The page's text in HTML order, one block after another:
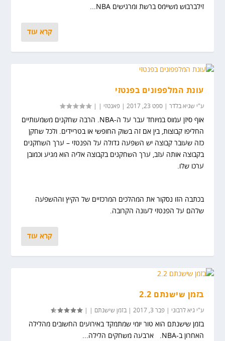
זילברבוש משיימס ברשת ומרגישים NBA...
קרא עוד
עונת המלפפונים בפנטזי
ע"י שגיא בלדר |ספט 23, 2017 |פאנטזי |
אוף סיזן עמוס במיוחד עבר על ה-NBA. הרבה שחקנים משמעותיים
החליפו קבוצות, בין אם זה בשוק החופשי או בטריידים. ולכל שחקן
כזה שעובר קבוצה יש השפעה גדולה על הפנטזי – ערך השחקנים
בקבוצה אותה עזב, ערך השחקנים בקבוצה אליה הוא מגיע וכמובן
ערכו שלו.
בכתבה הזו נסקור את המהלכים המרכזיים של הקיץ וההשפעה
שלהם על הפנטזי לעונה הקרובה.
קרא עוד
בזמן שישנתם 2.2
ע"י גיא לרבוני |פבר 3, 2017 |בזמן שישנתם |
|
בזמן שישנתם הוא טור יומי שמתמקד באירועים החשובים מהלילה
האחרון ב-NBA. ארבעה משחקים הלילה...